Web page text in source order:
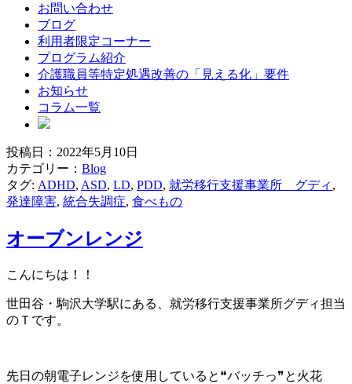
お問い合わせ
ブログ
利用者限定コーナー
プログラム紹介
介護職員等特定処遇改善の「見える化」要件
お知らせ
コラム一覧
ブ
ロ
グ
投稿日：2022年5月10日
カテゴリー： Blog
タグ: ADHD, ASD, LD, PDD, 就労移行支援事業所 グディ ,
発達障害, 統合失調症, 食べもの
オーブンレンジ
こんにちは！！
世田谷・駒沢大学駅にある、就労移行支援事業所グディ担当
のＴです。
先日の朝電子レンジを使用していると❝バッチっ❞と火花